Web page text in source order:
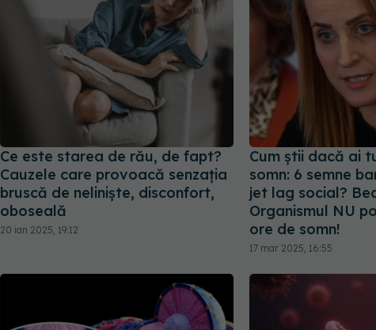
Ce este starea de rău, de fapt?
Cauzele care provoacă senzația
bruscă de neliniște, disconfort,
oboseală
20 ian 2025, 19:12
Cum știi dacă ai
somn: 6 semne
jet lag social?
Organismul NU
ore de somn!
17 mar 2025, 16:55